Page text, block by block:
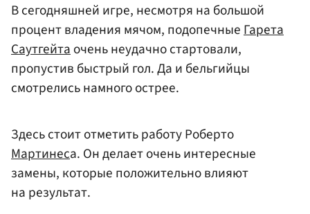
В сегодняшней игре, несмотря на большой
процент владения мячом, подопечныеГарета
Саутгейтаочень неудачно стартовали,
пропустив быстрый гол. Да и бельгийцы
смотрелись намного острее.
Здесь стоит отметить работу Роберто
Мартинеса. Он делает очень интересные
замены, которые положительно влияют
на результат.